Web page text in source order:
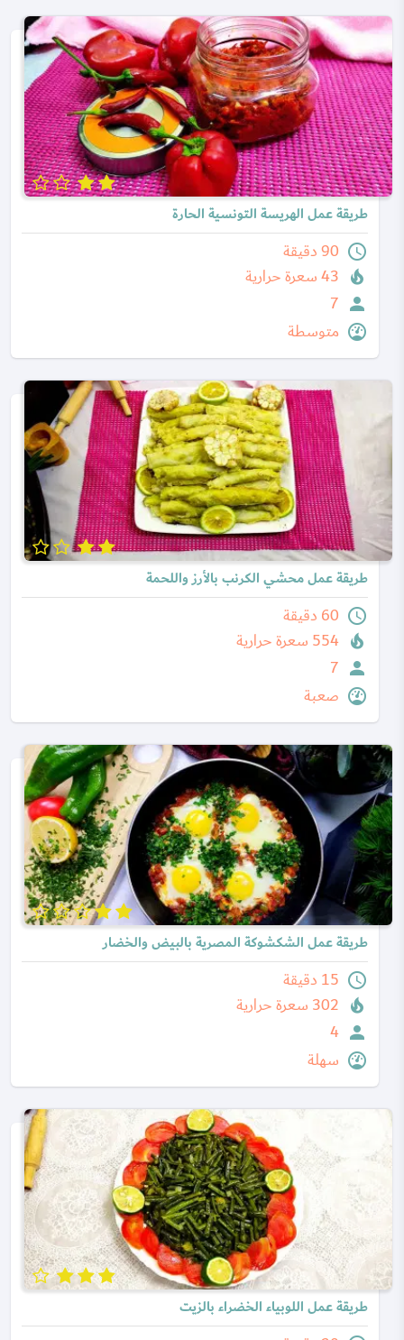
طريقة عمل الهريسة التونسية الحارة
90 دقيقة
43 سعرة حرارية
7
متوسطة
طريقة عمل محشي الكرنب بالأرز واللحمة
60 دقيقة
554 سعرة حرارية
7
صعبة
طريقة عمل الشكشوكة المصرية بالبيض والخضار
15 دقيقة
302 سعرة حرارية
4
سهلة
طريقة عمل اللوبياء الخضراء بالزيت